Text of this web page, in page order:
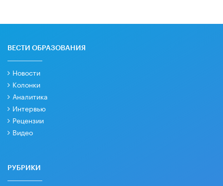
ВЕСТИ ОБРАЗОВАНИЯ
Новости
Колонки
Аналитика
Интервью
Рецензии
Видео
РУБРИКИ